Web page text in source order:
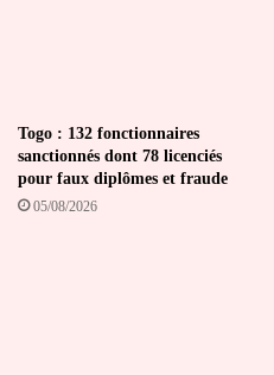
Togo : 132 fonctionnaires
sanctionnés dont 78 licenciés
pour faux diplômes et fraude
05/08/2026